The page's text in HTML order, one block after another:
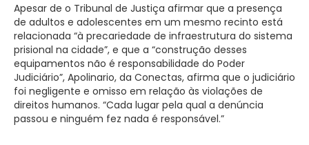
Apesar de o Tribunal de Justiça afirmar que a presença
de adultos e adolescentes em um mesmo recinto está
relacionada “à precariedade de infraestrutura do sistema
prisional na cidade”, e que a “construção desses
equipamentos não é responsabilidade do Poder
Judiciário”, Apolinario, da Conectas, afirma que o judiciário
foi negligente e omisso em relação às violações de
direitos humanos. “Cada lugar pela qual a denúncia
passou e ninguém fez nada é responsável.”